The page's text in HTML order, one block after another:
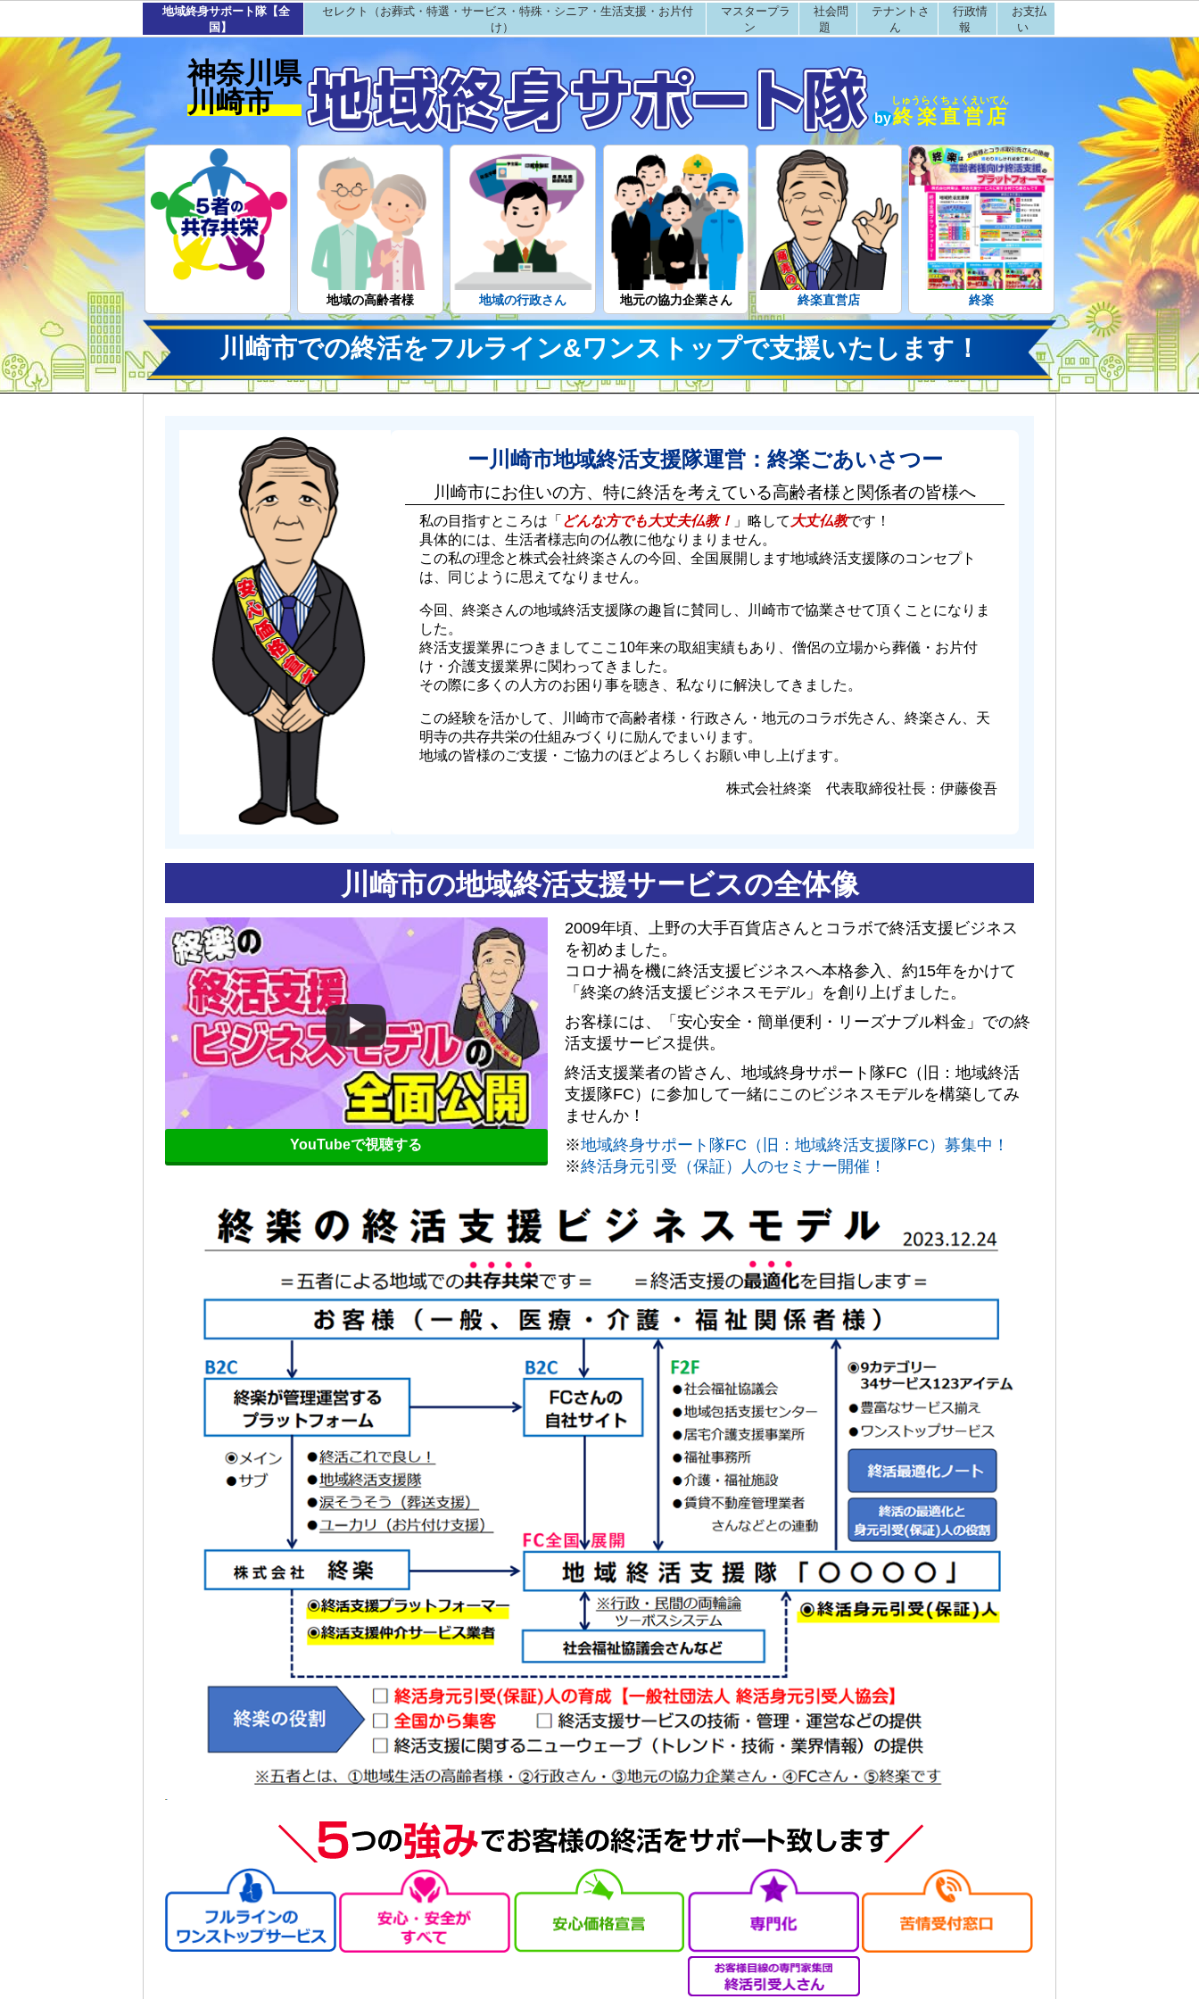
地域終身サポート隊【全
国】
セレクト（お葬式・特選・サービス・特殊・シニア・生活支援・お片付
け）
マスタープラ
ン
社会問
題
テナントさ
ん
行政情
報
お支払
い
神奈川県
川崎市
by終楽直営店
しゅうらくちょくえいてん
地域の高齢者様 地域の行政さん 地元の協力企業さん 終楽直営店 終楽
川崎市での終活をフルライン&ワンストップで支援いたします！
ー川崎市地域終活支援隊運営：終楽ごあいさつー
川崎市にお住いの方、特に終活を考えている高齢者様と関係者の皆様へ
私の目指すところは「 どんな方でも大丈夫仏教！ 」略して 大丈仏教です！
具体的には、生活者様志向の仏教に他なりまりません。
この私の理念と株式会社終楽さんの今回、全国展開します地域終活支援隊のコンセプト
は、同じように思えてなりません。
今回、終楽さんの地域終活支援隊の趣旨に賛同し、川崎市で協業させて頂くことになりま
した。
終活支援業界につきましてここ10年来の取組実績もあり、僧侶の立場から葬儀・お片付
け・介護支援業界に関わってきました。
その際に多くの人方のお困り事を聴き、私なりに解決してきました。
この経験を活かして、川崎市で高齢者様・行政さん・地元のコラボ先さん、終楽さん、天
明寺の共存共栄の仕組みづくりに励んでまいります。
地域の皆様のご支援・ご協力のほどよろしくお願い申し上げます。
株式会社終楽 代表取締役社長：伊藤俊吾
川崎市の地域終活支援サービスの全体像
YouTubeで視聴する
2009年頃、上野の大手百貨店さんとコラボで終活支援ビジネス
を初めました。
コロナ禍を機に終活支援ビジネスへ本格参入、約15年をかけて
「終楽の終活支援ビジネスモデル」を創り上げました。
お客様には、「安心安全・簡単便利・リーズナブル料金」での終
活支援サービス提供。
終活支援業者の皆さん、地域終身サポート隊FC（旧：地域終活
支援隊FC）に参加して一緒にこのビジネスモデルを構築してみ
ませんか！
※地域終身サポート隊FC（旧：地域終活支援隊FC）募集中！
※終活身元引受（保証）人のセミナー開催！